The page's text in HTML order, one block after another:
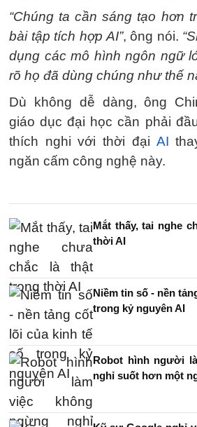
“Chúng ta cần sáng tạo hơn
bài tập tích hợp AI”, ông nói.
dụng các mô hình ngôn ngữ
rõ họ đã dùng chúng như thế
Dù không dễ dàng, ông
giáo dục đại học cần phải
thích nghi với thời đại AI
ngăn cấm công nghệ này.
Mắt thấy, tai nghe
thời AI
Niềm tin số - nền
trong kỷ nguyên AI
Robot hình người
nghỉ suốt hơn một